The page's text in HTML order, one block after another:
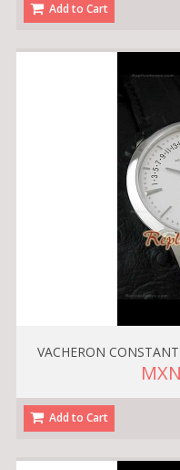
Add to Cart
VACHERON
Add to Cart